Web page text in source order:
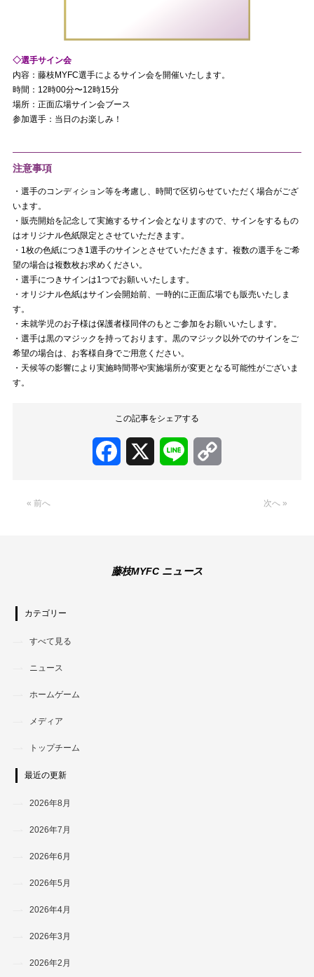
◇選手サイン会
内容：藤枝MYFC選手によるサイン会を開催いたします。
時間：12時00分〜12時15分
場所：正面広場サイン会ブース
参加選手：当日のお楽しみ！
注意事項
・選手のコンディション等を考慮し、時間で区切らせていただく場合がござ
います。
・販売開始を記念して実施するサイン会となりますので、サインをするもの
はオリジナル色紙限定とさせていただきます。
・1枚の色紙につき1選手のサインとさせていただきます。複数の選手をご希
望の場合は複数枚お求めください。
・選手につきサインは1つでお願いいたします。
・オリジナル色紙はサイン会開始前、一時的に正面広場でも販売いたしま
す。
・未就学児のお子様は保護者様同伴のもとご参加をお願いいたします。
・選手は黒のマジックを持っております。黒のマジック以外でのサインをご
希望の場合は、お客様自身でご用意ください。
・天候等の影響により実施時間帯や実施場所が変更となる可能性がございま
す。
この記事をシェアする
Facebook Line
« 前へ 次へ »
藤枝MYFC ニュース
カテゴリー
すべて見る
ニュース
ホームゲーム
メディア
トップチーム
最近の更新
2026年8月
2026年7月
2026年6月
2026年5月
2026年4月
2026年3月
2026年2月